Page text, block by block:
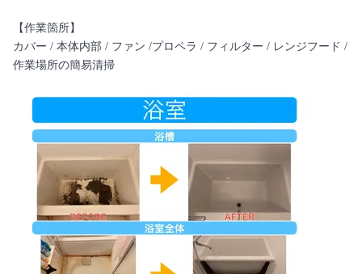
【作業箇所】
カバー / 本体内部 / ファン /プロペラ / フィルター / レンジフード /
作業場所の簡易清掃